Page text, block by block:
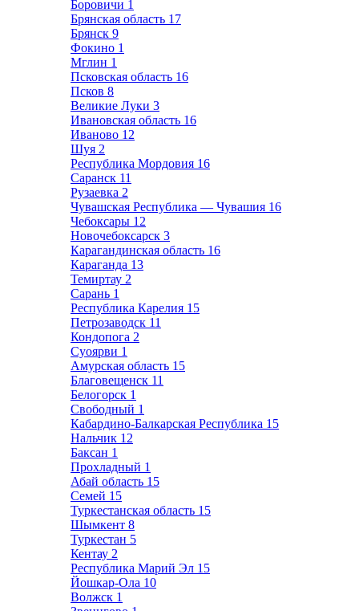
Боровичи 1
Брянская область 17
Брянск 9
Фокино 1
Мглин 1
Псковская область 16
Псков 8
Великие Луки 3
Ивановская область 16
Иваново 12
Шуя 2
Республика Мордовия 16
Саранск 11
Рузаевка 2
Чувашская Республика — Чувашия 16
Чебоксары 12
Новочебоксарск 3
Карагандинская область 16
Караганда 13
Темиртау 2
Сарань 1
Республика Карелия 15
Петрозаводск 11
Кондопога 2
Суоярви 1
Амурская область 15
Благовещенск 11
Белогорск 1
Свободный 1
Кабардино-Балкарская Республика 15
Нальчик 12
Баксан 1
Прохладный 1
Абай область 15
Семей 15
Туркестанская область 15
Шымкент 8
Туркестан 5
Кентау 2
Республика Марий Эл 15
Йошкар-Ола 10
Волжск 1